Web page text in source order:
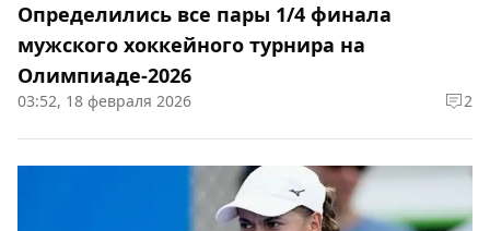
Определились все пары 1/4 финала
мужского хоккейного турнира на
Олимпиаде-2026
03:52, 18 февраля 2026 2